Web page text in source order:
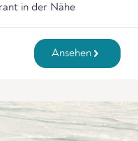
in der Nähe
Ansehen